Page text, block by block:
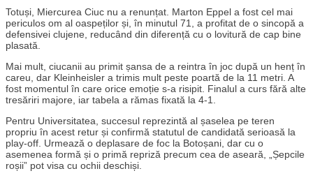
Totuși, Miercurea Ciuc nu a renunțat. Marton Eppel a fost cel mai
periculos om al oaspeților și, în minutul 71, a profitat de o sincopă a
defensivei clujene, reducând din diferență cu o lovitură de cap bine
plasată.
Mai mult, ciucanii au primit șansa de a reintra în joc după un henț în
careu, dar Kleinheisler a trimis mult peste poartă de la 11 metri. A
fost momentul în care orice emoție s-a risipit. Finalul a curs fără alte
tresăriri majore, iar tabela a rămas fixată la 4-1.
Pentru Universitatea, succesul reprezintă al șaselea pe teren
propriu în acest retur și confirmă statutul de candidată serioasă la
play-off. Urmează o deplasare de foc la Botoșani, dar cu o
asemenea formă și o primă repriză precum cea de aseară, „Șepcile
roșii” pot visa cu ochii deschiși.